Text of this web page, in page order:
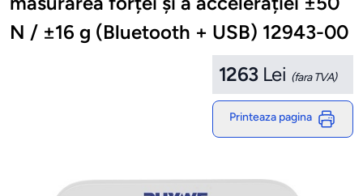
N / ±16 g (Bluetooth + USB) 12943-00
1263 Lei (fara TVA)
Printeaza pagina